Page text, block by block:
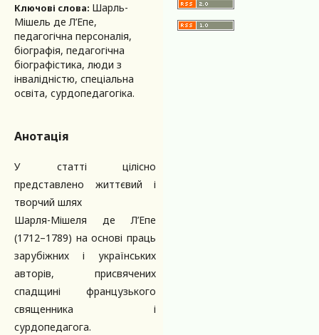
Ключові слова: Шарль-
Мішель де Л’Епе,
педагогічна персоналія,
біографія, педагогічна
біографістика, люди з
інвалідністю, спеціальна
освіта, сурдопедагогіка.
Анотація
У статті цілісно
представлено життєвий і
творчий шлях
Шарля-Мішеля де Л’Епе
(1712–1789) на основі праць
зарубіжних і українських
авторів, присвячених
спадщині французького
священника і
сурдопедагога.